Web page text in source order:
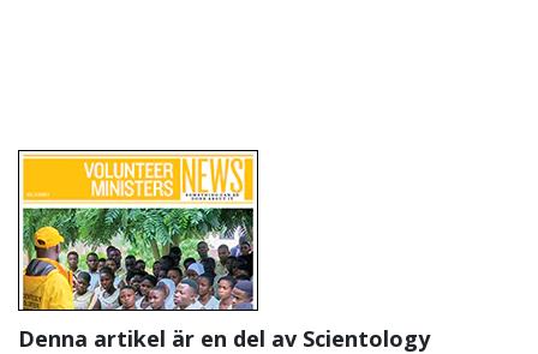
Denna artikel är en del av Scientology